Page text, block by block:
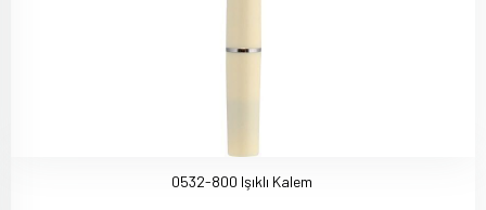
0532-800 Işıklı Kalem